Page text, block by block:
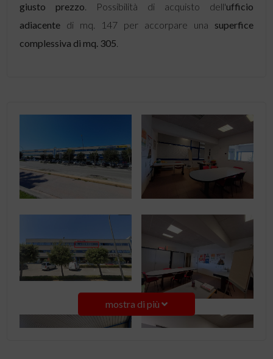
giusto prezzo. Possibilità di acquisto dell'ufficio
adiacente di mq. 147 per accorpare una superfice
complessiva di mq. 305.
mostra di più